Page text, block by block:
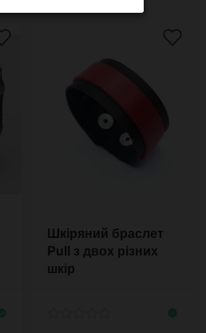
Шкіряний браслет
Pull з двох різних
шкір